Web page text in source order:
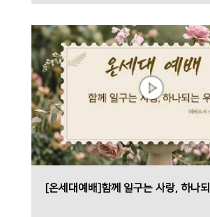
[온세대예배]함께 일구는 사랑, 하나